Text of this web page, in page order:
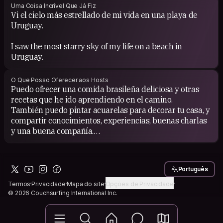
Uma Coisa Incrível Que Já Fiz
Vi el cielo más estrellado de mi vida en una playa de
Uruguay.
I saw the most starry sky of my life on a beach in
Uruguay.
O Que Posso Oferecer aos Hosts
Puedo ofrecer una comida brasileña deliciosa y otras
recetas que he ido aprendiendo en el camino.
También puedo pintar acuarelas para decorar tu casa, y
compartir conocimientos, experiencias, buenas charlas
y una buena compañía.
I can also paint watercolors to decorate your home, and
share knowledge, experiences, good conversations, and
good company.
TermosPrivacidadeMapa do siteOpções de Privacidade
© 2026 Couchsurfing International Inc.
Português